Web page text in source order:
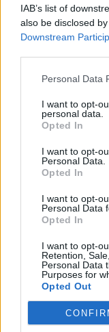
IAB’s list of
also be disclosed
Downstream
Personal Data
I want to opt-
personal data.
Opted In
I want to opt-
Personal Data.
Opted In
I want to opt-
Personal Data
Opted In
I want to opt-
Retention,
Personal Data
Purposes for
Opted Out
Añadir un
🪐🚀
Psicodelia
psicodelia,
tus noches
al
esta
✨⭐